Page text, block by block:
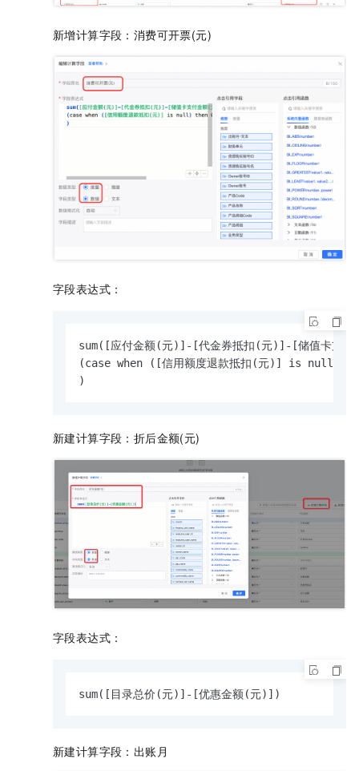
新增计算字段：消费可开票(元)
字段表达式：
sum([应付金额(元)]-[代金券抵扣(元)]-[储值卡支
(case when ([信用额度退款抵扣(元)] is null)
)
新建计算字段：折后金额(元)
字段表达式：
sum([目录总价(元)]-[优惠金额(元)])
新建计算字段：出账月